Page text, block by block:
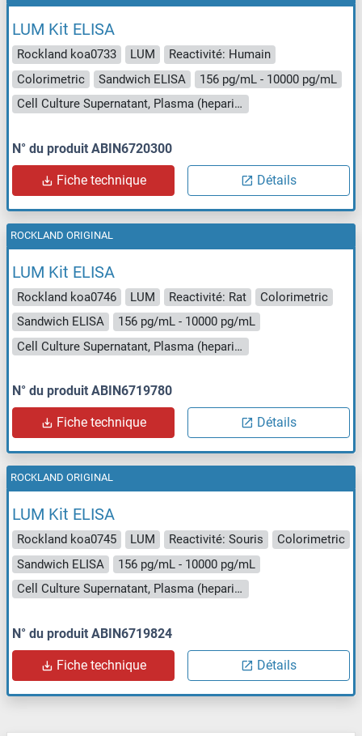
LUM Kit ELISA
Rockland koa0733 LUM
Reactivité: Humain
Colorimetric
Sandwich ELISA
156 pg/mL - 10000 pg/mL
Cell Culture Supernatant, Plasma (heparin), Serum
N° du produit ABIN6720300
Fiche technique Détails
LUM Kit ELISA
Rockland koa0746 LUM Reactivité: Rat
Colorimetric
Sandwich ELISA
156 pg/mL - 10000 pg/mL
Cell Culture Supernatant, Plasma (heparin), Serum
N° du produit ABIN6719780
Fiche technique Détails
ROCKLAND ORIGINAL
LUM Kit ELISA
Rockland koa0745 LUM Reactivité: Souris
Colorimetric
Sandwich ELISA
156 pg/mL - 10000 pg/mL
Cell Culture Supernatant, Plasma (heparin), Serum
N° du produit ABIN6719824
Fiche technique Détails
ROCKLAND ORIGINAL